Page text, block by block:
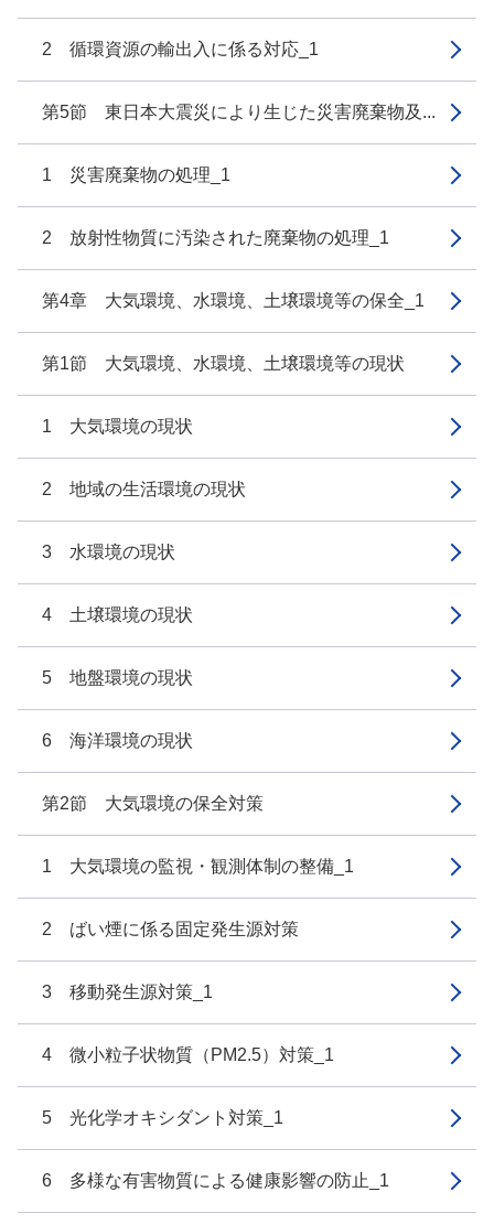
2 循環資源の輸出入に係る対応_1
第5節 東日本大震災により生じた災害廃棄物及...
1 災害廃棄物の処理_1
2 放射性物質に汚染された廃棄物の処理_1
第4章 大気環境、水環境、土壌環境等の保全_1
第1節 大気環境、水環境、土壌環境等の現状
1 大気環境の現状
2 地域の生活環境の現状
3 水環境の現状
4 土壌環境の現状
5 地盤環境の現状
6 海洋環境の現状
第2節 大気環境の保全対策
1 大気環境の監視・観測体制の整備_1
2 ばい煙に係る固定発生源対策
3 移動発生源対策_1
4 微小粒子状物質（PM2.5）対策_1
5 光化学オキシダント対策_1
6 多様な有害物質による健康影響の防止_1